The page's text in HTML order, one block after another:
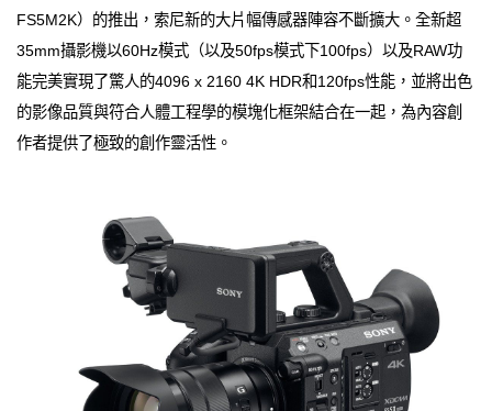
FS5M2K）的推出，索尼新的大片幅傳感器陣容不斷擴大。全新超
35mm攝影機以60Hz模式（以及50fps模式下100fps）以及RAW功
能完美實現了驚人的4096 x 2160 4K HDR和120fps性能，並將出色
的影像品質與符合人體工程學的模塊化框架結合在一起，為內容創
作者提供了極致的創作靈活性。